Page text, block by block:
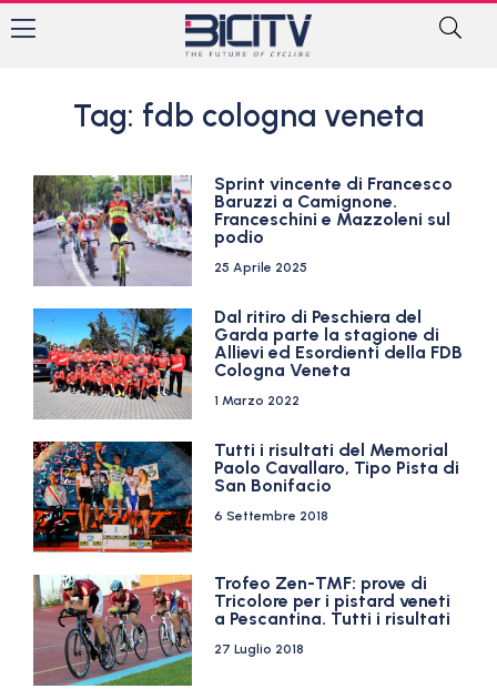
Tag: fdb cologna veneta
Sprint vincente di Francesco
Baruzzi a Camignone.
Franceschini e Mazzoleni sul
podio
25 Aprile 2025
Dal ritiro di Peschiera del
Garda parte la stagione di
Allievi ed Esordienti della FDB
Cologna Veneta
1 Marzo 2022
Tutti i risultati del Memorial
Paolo Cavallaro, Tipo Pista di
San Bonifacio
6 Settembre 2018
Trofeo Zen-TMF: prove di
Tricolore per i pistard veneti
a Pescantina. Tutti i risultati
27 Luglio 2018